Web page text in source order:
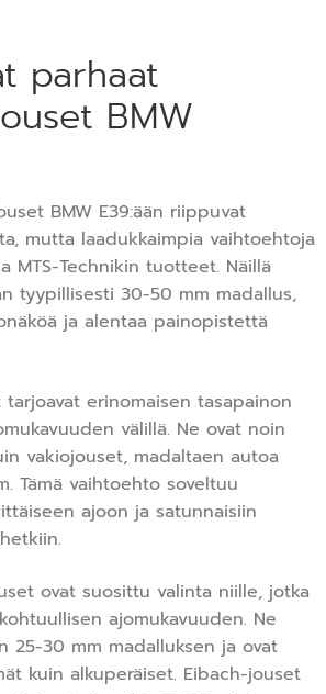
parhaat
BMW
BMW E39:ään riippuvat
mutta laadukkaimpia vaihtoehtoja
MTS-Technikin tuotteet. Näillä
tyypillisesti 30-50 mm madallus,
ja alentaa painopistettä
erinomaisen tasapainon
välillä. Ne ovat noin
vakiojouset, madaltaen autoa
Tämä vaihtoehto soveltuu
ajoon ja satunnaisiin
ovat suosittu valinta niille, jotka
ajomukavuuden. Ne
25-30 mm madalluksen ja ovat
kuin alkuperäiset. Eibach-jouset